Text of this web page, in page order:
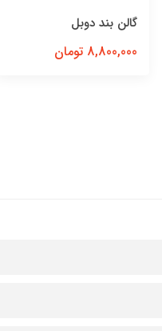
گالن بند دوبل
8,800,000 تومان